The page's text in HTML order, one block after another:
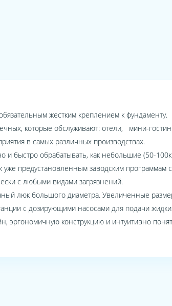
жестким креплением к фундаменту.
которые обслуживают: отели, мини-
в самых различных производствах.
быстро обрабатывать, как небольшие (50-
предустановленным заводским программам
с любыми видами загрязнений.
люк большого диаметра. Увеличенные
с дозирующими насосами для подачи
конструкцию и интуитивно